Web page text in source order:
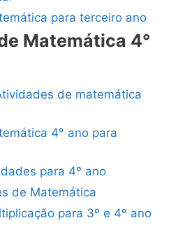
para terceiro ano
Matemática 4°
de matemática
4° ano para
para 4º ano
de Matemática
para 3º e 4º ano